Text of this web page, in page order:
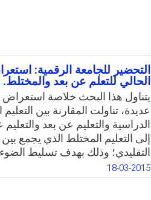
التحضير للجامعة الرقمية:
الحالي للتعلم عن بعد والمختلط.
يتناول هذا البحث خلاصة
عديدة، تناولت المقارنة بين
الدراسية والتعليم عن بعد والتعليم
إلى التعليم المختلط الذي يجمع بين
التقليدي؛ وذلك بهدف تسليط
التقنية الرقمية في دعم عملية
واستخدام نتائج البحث في إعداد
18-03-2015